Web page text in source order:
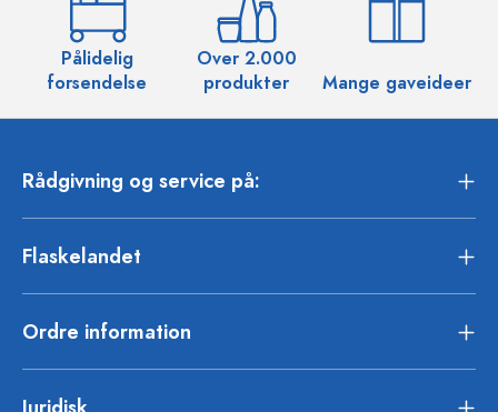
Pålidelig
forsendelse
Over 2.000
produkter
Mange gaveideer
Rådgivning og service på:
Flaskelandet
Ordre information
Juridisk